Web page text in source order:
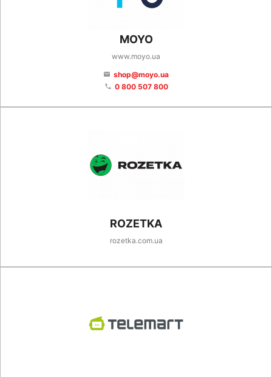
MOYO
www.moyo.ua
email shop@moyo.ua
phone 0 800 507 800
ROZETKA
rozetka.com.ua